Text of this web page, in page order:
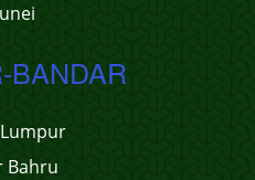
BANDAR
Bahru